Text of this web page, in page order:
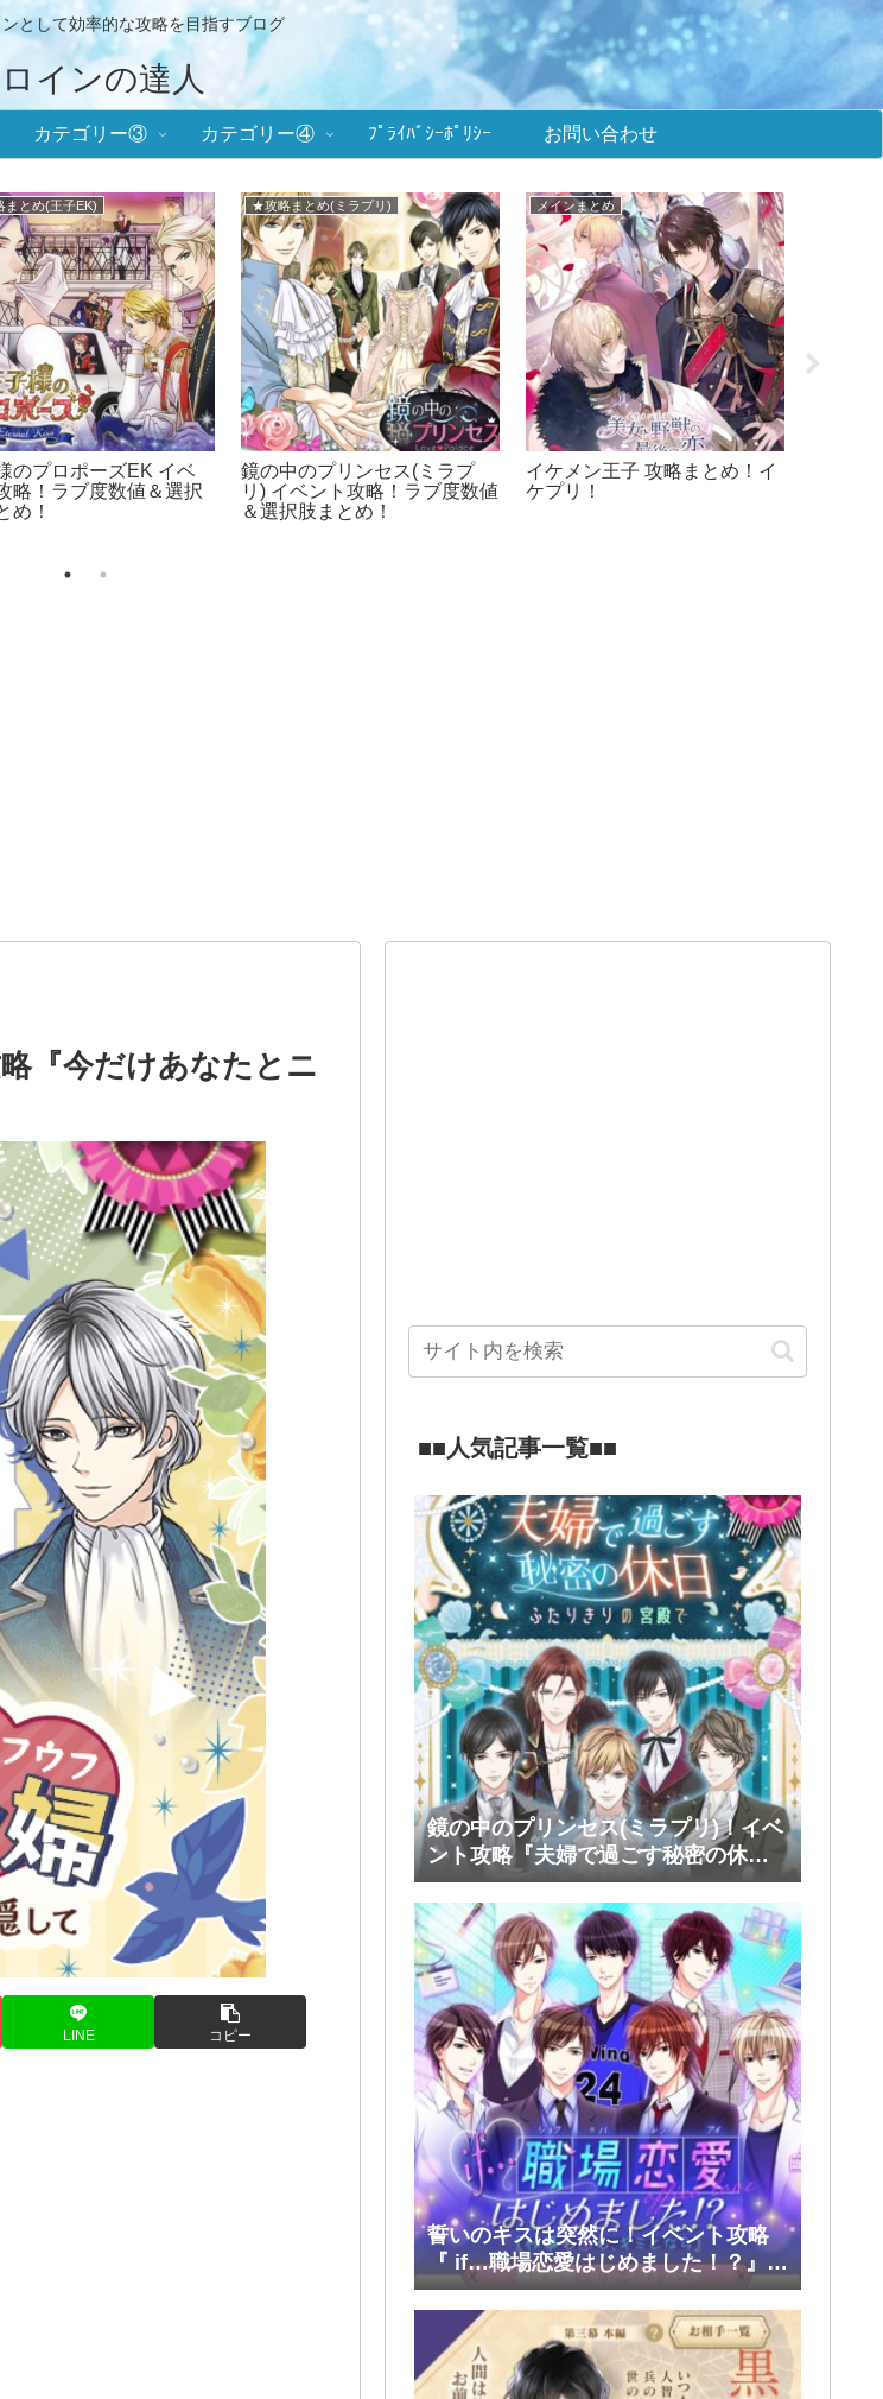
として効率的な攻略を目指すブログ
インの達人
カテゴリー③ カテゴリー④ ﾌﾟﾗｲﾊﾞｼｰﾎﾟﾘｼｰ お問い合わせ
ス・コード
スコード 攻略まとめ！
byイケメンシリーズ
★攻略まとめ(誓いのキス)
誓いのキスは突然に イベント
攻略！ラブ度数値＆選択肢ま
とめ！
★攻略まとめ(天翔ける恋)
幕末維新 天翔ける恋 攻略まと
め！ばくてん！
『今だけあなたとニ
LINE コピー
■■人気記事一覧■■
鏡の中のプリンセス(ミラプリ)！イベ
ント攻略『夫婦で過ごす秘密の休
日』後半(ファリス・ヴィンセント)
誓いのキスは突然に！イベント攻略
『 if…職場恋愛はじめました！？』前
半(大和・レン・環・蒼太)